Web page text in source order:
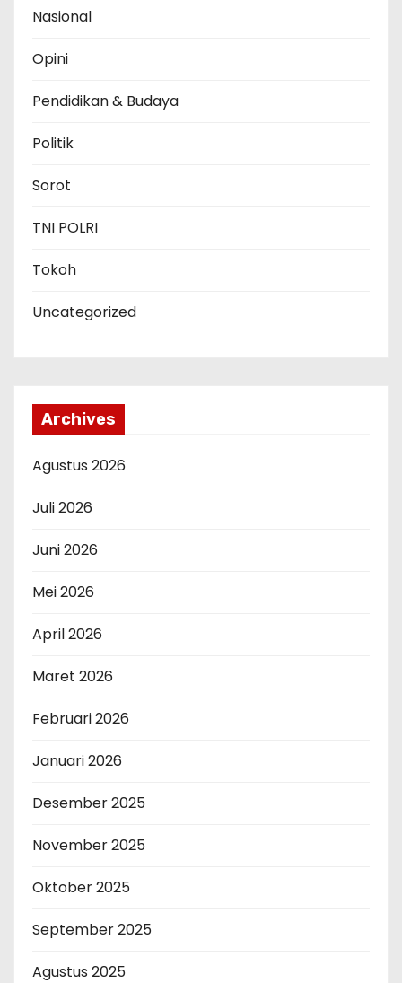
Nasional
Opini
Pendidikan & Budaya
Politik
Sorot
TNI POLRI
Tokoh
Uncategorized
Archives
Agustus 2026
Juli 2026
Juni 2026
Mei 2026
April 2026
Maret 2026
Februari 2026
Januari 2026
Desember 2025
November 2025
Oktober 2025
September 2025
Agustus 2025